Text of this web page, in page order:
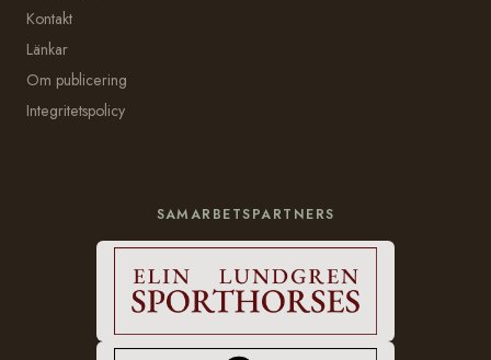
Kontakt
Länkar
Om publicering
Integritetspolicy
SAMARBETSPARTNERS